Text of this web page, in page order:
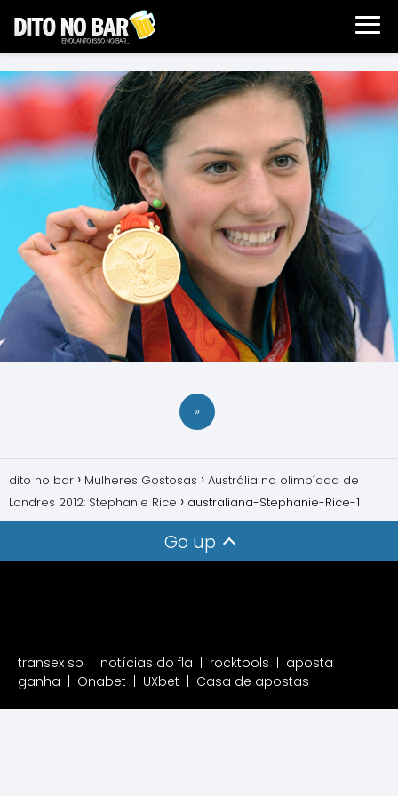
»
dito no bar Mulheres Gostosas
Austrália na olimpíada de
Londres 2012: Stephanie Rice
australiana-Stephanie-Rice-1
Go up
transex sp notícias do fla rocktools
aposta
ganha
Onabet UXbet Casa de apostas